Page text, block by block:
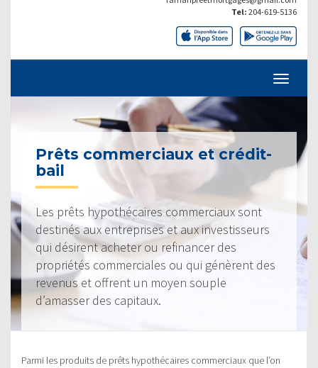
Tel: 204-619-5136
Prêts commerciaux et crédit-
bail
Les prêts hypothécaires commerciaux sont
destinés aux entreprises et aux investisseurs
qui désirent acheter ou refinancer des
propriétés commerciales ou qui génèrent des
revenus et offrent un moyen souple
d’amasser des capitaux.
Parmi les produits de prêts hypothécaires commerciaux que l’on